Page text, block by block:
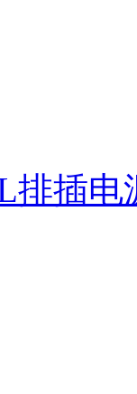
排插电